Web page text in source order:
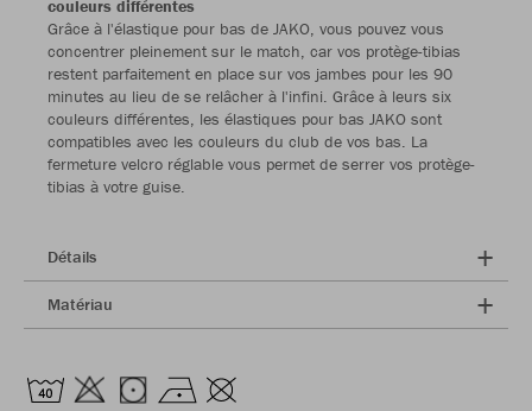
couleurs différentes
Grâce à l'élastique pour bas de JAKO, vous pouvez vous
concentrer pleinement sur le match, car vos protège-tibias
restent parfaitement en place sur vos jambes pour les 90
minutes au lieu de se relâcher à l'infini. Grâce à leurs six
couleurs différentes, les élastiques pour bas JAKO sont
compatibles avec les couleurs du club de vos bas. La
fermeture velcro réglable vous permet de serrer vos protège-
tibias à votre guise.
Détails
Matériau